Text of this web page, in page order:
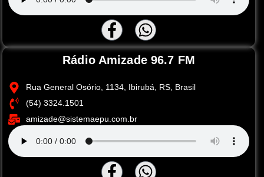
Rádio Amizade 96.7 FM
Rua General Osório, 1134, Ibirubá, RS, Brasil
(54) 3324.1501
amizade@sistemaepu.com.br